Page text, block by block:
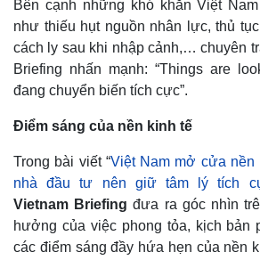
Bên cạnh những khó khăn Việt
như thiếu hụt nguồn nhân lực, thủ
cách ly sau khi nhập cảnh,… chuyên
Briefing nhấn mạnh: “Things are
đang chuyển biến tích cực”.
Điểm sáng của nền kinh tế
Trong bài viết “Việt Nam mở cửa nền
nhà đầu tư nên giữ tâm lý tích
Vietnam Briefing đưa ra góc nhìn
hưởng của việc phong tỏa, kịch bản
các điểm sáng đầy hứa hẹn của nền